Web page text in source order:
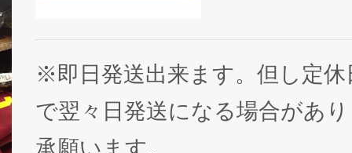
※即日発送出来ます。但し定休
で翌々日発送になる場合があ
承願います。